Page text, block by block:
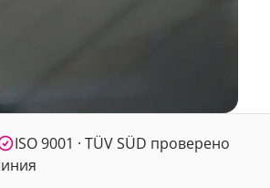
ISO 9001 · TÜV SÜD проверено